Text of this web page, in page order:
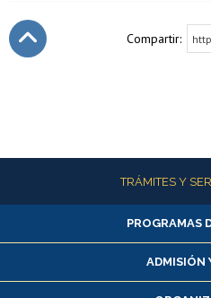
Compartir:
Más informaciónTRÁMITES Y
Alumnas/os y
Matrícula
Inscripción y
PROGRAMAS
ADMISIÓN